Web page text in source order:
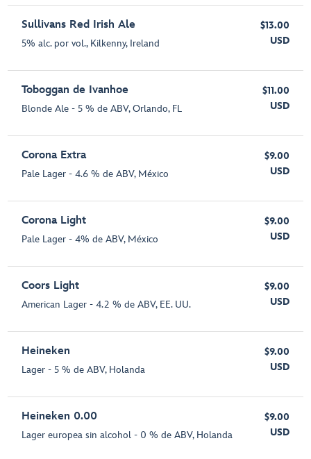
Sullivans Red Irish Ale
5% alc. por vol., Kilkenny, Ireland
$13.00
USD
Toboggan de Ivanhoe
Blonde Ale - 5 % de ABV, Orlando, FL
$11.00
USD
Corona Extra
Pale Lager - 4.6 % de ABV, México
$9.00
USD
Corona Light
Pale Lager - 4% de ABV, México
$9.00
USD
Coors Light
American Lager - 4.2 % de ABV, EE. UU.
$9.00
USD
Heineken
Lager - 5 % de ABV, Holanda
$9.00
USD
Heineken 0.00
Lager europea sin alcohol - 0 % de ABV, Holanda
$9.00
USD